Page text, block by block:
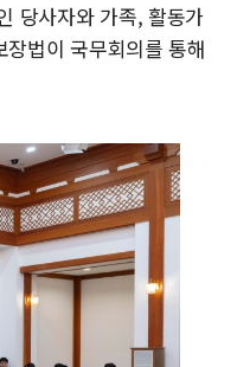
당사자와 가족, 활동가
법이 국무회의를 통해